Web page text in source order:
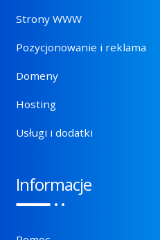
Strony WWW
Pozycjonowanie i reklama
Domeny
Hosting
Usługi i dodatki
Informacje